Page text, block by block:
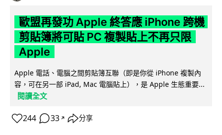
歐盟再發功 Apple 終答應 iPhone 跨機
剪貼簿將可貼 PC 複製貼上不再只限
Apple
Apple 電話、電腦之間剪貼簿互聯（即是你從 iPhone 複製內
容，可在另一部 iPad, Mac 電腦貼上），是 Apple 生態重要...
閱讀全文
244 33 ↗ 分享